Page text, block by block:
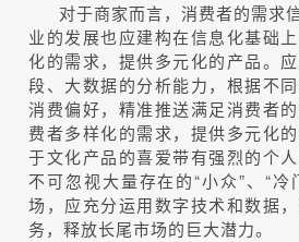
对于商家而言，消费者的需求
业的发展也应建构在信息化基础
化的需求，提供多元化的产品。
段、大数据的分析能力，根据不同
消费偏好，精准推送满足消费者
费者多样化的需求，提供多元化
于文化产品的喜爱带有强烈的个
不可忽视大量存在的“小众”、“冷
场，应充分运用数字技术和数据
务，释放长尾市场的巨大潜力。